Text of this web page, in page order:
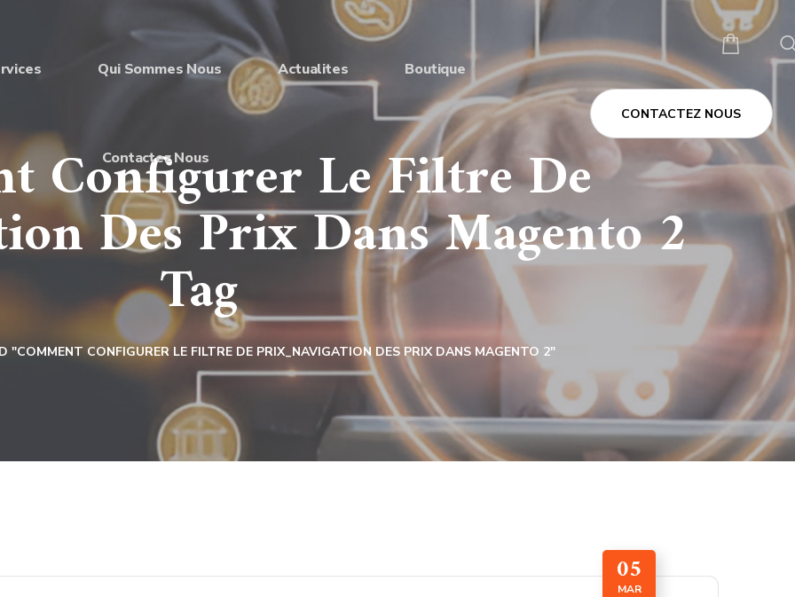
Qui Sommes Nous Actualites Boutique
Contactez Nous
CONTACTEZ NOUS
Configurer Le Filtre De
Des Prix Dans Magento 2
Tag
"COMMENT CONFIGURER LE FILTRE DE PRIX_NAVIGATION DES PRIX DANS MAGENTO 2"
05
MAR